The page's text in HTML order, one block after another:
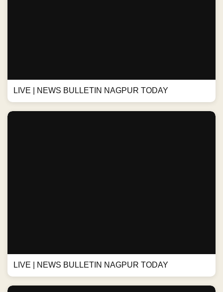
LIVE | NEWS BULLETIN NAGPUR TODAY
LIVE | NEWS BULLETIN NAGPUR TODAY